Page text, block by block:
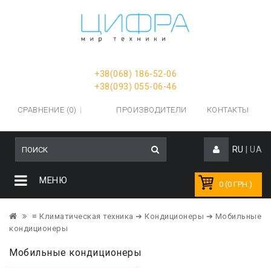
+38(068) 186-52-06
+38(093) 055-06-46
СРАВНЕНИЕ (0) ПРОИЗВОДИТЕЛИ КОНТАКТЫ
RU UA
0 (0 ГРН.)
МЕНЮ
≡ Климатическая техника ➔ Кондиционеры ➔ Мобильные
кондиционеры
Мобильные кондиционеры